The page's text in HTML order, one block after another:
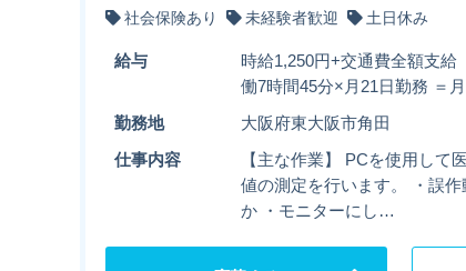
社会保険あり
未経験者歓迎 土日休み
給与
時給1,250円+交通費全額支給
働7時間45分×月21日勤務 ＝
勤務地 大阪府東大阪市角田
仕事内容
【主な作業】 PCを使用して
値の測定を行います。 ・誤
か ・モニターにし…